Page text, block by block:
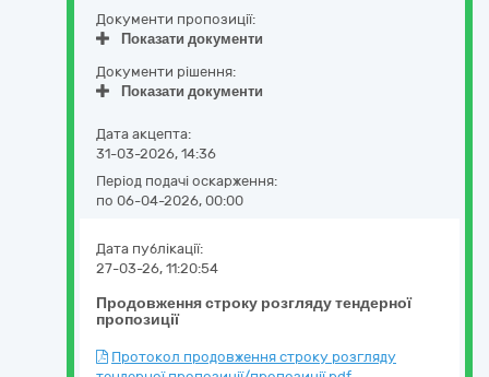
Документи пропозиції:
Показати документи
Документи рішення:
Показати документи
Дата акцепта:
31-03-2026, 14:36
Період подачі оскарження:
по 06-04-2026, 00:00
Продовження строку розгляду тендерної
пропозиції
Дата публікації:
27-03-26, 11:20:54
Протокол продовження строку розгляду